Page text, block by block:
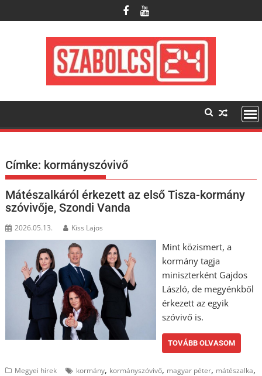
to
Címke: kormányszóvivő
Mátészalkáról érkezett az első Tisza-kormány
szóvivője, Szondi Vanda
2026.05.13. Kiss Lajos
Mint közismert, a
kormány tagja
miniszterként Gajdos
László, de megyénkből
érkezett az egyik
szóvivő is.
TOVÁBB OLVASOM
Megyei hírek kormány, kormányszóvivő, magyar péter, mátészalka,